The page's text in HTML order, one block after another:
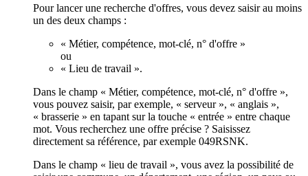
Pour lancer une recherche d'offres, vous devez saisir au moins
un des deux champs :
« Métier, compétence, mot-clé, n° d'offre »
ou
« Lieu de travail ».
Dans le champ « Métier, compétence, mot-clé, n° d'offre »,
vous pouvez saisir, par exemple, « serveur », « anglais »,
« brasserie » en tapant sur la touche « entrée » entre chaque
mot. Vous recherchez une offre précise ? Saisissez
directement sa référence, par exemple 049RSNK.
Dans le champ « lieu de travail », vous avez la possibilité de